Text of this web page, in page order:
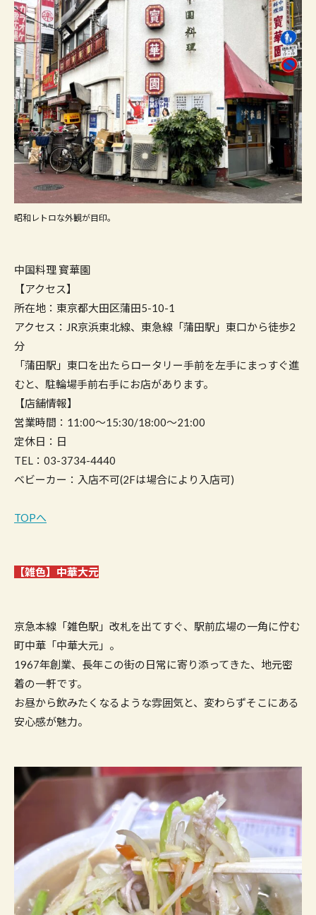
昭和レトロな外観が目印。
中国料理 寳華園
【アクセス】
所在地：東京都大田区蒲田5-10-1
アクセス：JR京浜東北線、東急線「蒲田駅」東口から徒歩2
分
「蒲田駅」東口を出たらロータリー手前を左手にまっすぐ進
むと、駐輪場手前右手にお店があります。
【店舗情報】
営業時間：11:00～15:30/18:00～21:00
定休日：日
TEL：03-3734-4440
ベビーカー：入店不可(2Fは場合により入店可)
TOPへ
【雑色】中華大元
京急本線「雑色駅」改札を出てすぐ、駅前広場の一角に佇む
町中華「中華大元」。
1967年創業、長年この街の日常に寄り添ってきた、地元密
着の一軒です。
お昼から飲みたくなるような雰囲気と、変わらずそこにある
安心感が魅力。